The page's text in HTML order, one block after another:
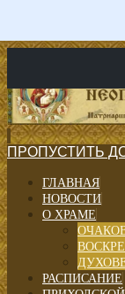
ПРОПУСТИТЬ
ГЛАВНАЯ
НОВОСТИ
О ХРАМЕ
РАСПИСАНИЕ